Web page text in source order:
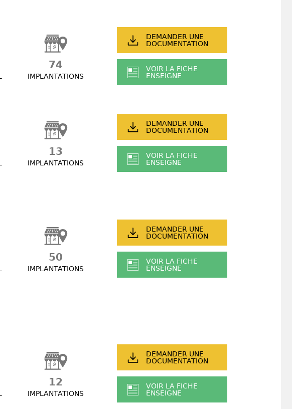
74
IMPLANTATIONS
DEMANDER UNE
DOCUMENTATION
VOIR LA FICHE
ENSEIGNE
13
IMPLANTATIONS
DEMANDER UNE
DOCUMENTATION
VOIR LA FICHE
ENSEIGNE
50
IMPLANTATIONS
DEMANDER UNE
DOCUMENTATION
VOIR LA FICHE
ENSEIGNE
12
IMPLANTATIONS
DEMANDER UNE
DOCUMENTATION
VOIR LA FICHE
ENSEIGNE